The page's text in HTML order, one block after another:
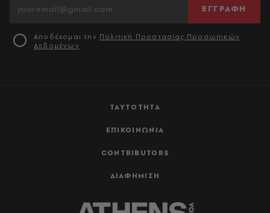
ΤΑΥΤΟΤΗΤΑ
ΕΠΙΚΟΙΝΩΝΙΑ
CONTRIBUTORS
ΔΙΑΦΗΜΙΣΗ
ΕΓΓΡΑΦΗ
Αποδέχομαι την Πολιτική Προστασίας Προσωπικών
Δεδομένων